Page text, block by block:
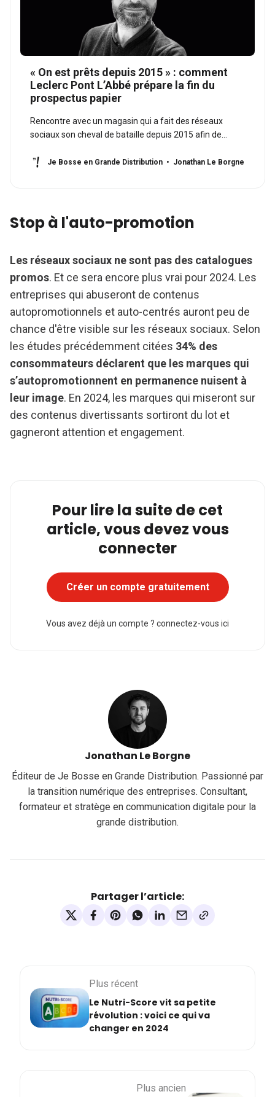
« On est prêts depuis 2015 » : comment
Leclerc Pont L’Abbé prépare la fin du
prospectus papier
Rencontre avec un magasin qui a fait des réseaux
sociaux son cheval de bataille depuis 2015 afin de
Je Bosse en Grande Distribution Jonathan Le Borgne
Stop à l'auto-promotion
Les réseaux sociaux ne sont pas des catalogues
promos. Et ce sera encore plus vrai pour 2024. Les
entreprises qui abuseront de contenus
autopromotionnels et auto-centrés auront peu de
chance d'être visible sur les réseaux sociaux. Selon
les études précédemment citées 34% des
consommateurs déclarent que les marques qui
s’autopromotionnent en permanence nuisent à
leur image. En 2024, les marques qui miseront sur
des contenus divertissants sortiront du lot et
gagneront attention et engagement.
Pour lire la suite de cet
article, vous devez vous
connecter
Créer un compte gratuitement
Vous avez déjà un compte ? connectez-vous ici
Jonathan Le Borgne
Éditeur de Je Bosse en Grande Distribution. Passionné par
la transition numérique des entreprises. Consultant,
formateur et stratège en communication digitale pour la
grande distribution.
Partager l’article:
Plus récent
Le Nutri-Score vit sa petite
révolution : voici ce qui va
changer en 2024
Plus ancien